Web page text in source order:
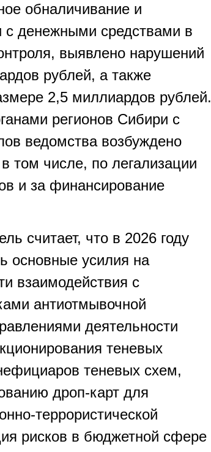
обналичивание и
с денежными средствами в
выявлено нарушений
рублей, а также
2,5 миллиардов рублей.
регионов Сибири с
ведомства возбуждено
том числе, по легализации
и за финансирование
считает, что в 2026 году
основные усилия на
взаимодействия с
антиотмывочной
деятельности
теневых
теневых схем,
дроп-карт для
террористической
рисков в бюджетной сфере